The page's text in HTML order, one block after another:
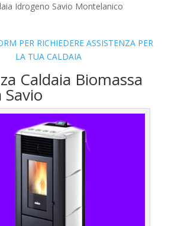
Idrogeno Savio Montelanico
PER RICHIEDERE ASSISTENZA PER
LA TUA CALDAIA
Caldaia Biomassa
Savio